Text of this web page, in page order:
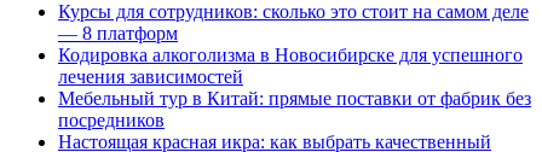
Курсы для сотрудников: сколько это стоит на самом деле
— 8 платформ
Кодировка алкоголизма в Новосибирске для успешного
лечения зависимостей
Мебельный тур в Китай: прямые поставки от фабрик без
посредников
Настоящая красная икра: как выбрать качественный